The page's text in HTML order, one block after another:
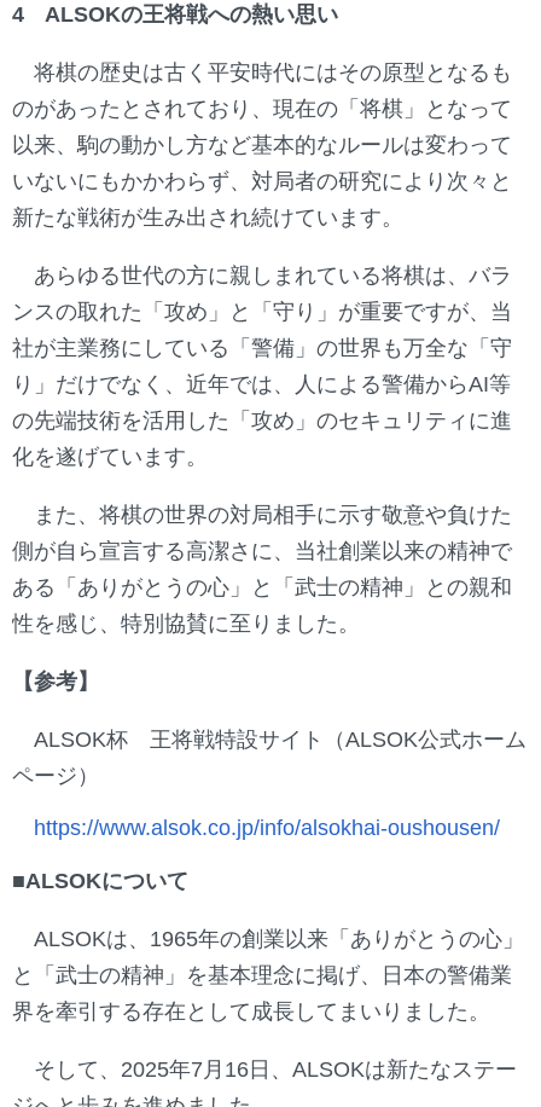
4 ALSOKの王将戦への熱い思い
将棋の歴史は古く平安時代にはその原型となるも
のがあったとされており、現在の「将棋」となって
以来、駒の動かし方など基本的なルールは変わって
いないにもかかわらず、対局者の研究により次々と
新たな戦術が生み出され続けています。
あらゆる世代の方に親しまれている将棋は、バラ
ンスの取れた「攻め」と「守り」が重要ですが、当
社が主業務にしている「警備」の世界も万全な「守
り」だけでなく、近年では、人による警備からAI等
の先端技術を活用した「攻め」のセキュリティに進
化を遂げています。
また、将棋の世界の対局相手に示す敬意や負けた
側が自ら宣言する高潔さに、当社創業以来の精神で
ある「ありがとうの心」と「武士の精神」との親和
性を感じ、特別協賛に至りました。
【参考】
ALSOK杯 王将戦特設サイト（ALSOK公式ホーム
ページ）
https://www.alsok.co.jp/info/alsokhai-oushousen/
■ALSOKについて
ALSOKは、1965年の創業以来「ありがとうの心」
と「武士の精神」を基本理念に掲げ、日本の警備業
界を牽引する存在として成長してまいりました。
そして、2025年7月16日、ALSOKは新たなステー